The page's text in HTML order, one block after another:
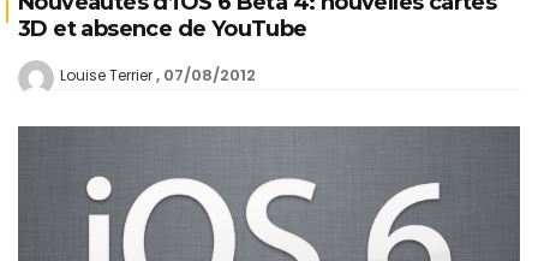
3D et absence de YouTube
Louise Terrier 07/08/2012